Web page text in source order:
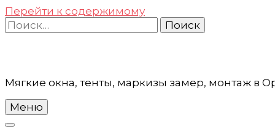
Перейти к содержимому
Найти:
Мягкие окна, тенты, маркизы замер, монтаж в
Меню